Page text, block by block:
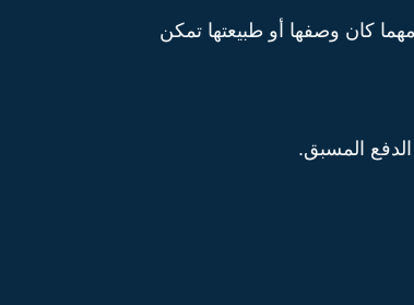
كان وصفها أو طبيعتها تمكن
المسبق.